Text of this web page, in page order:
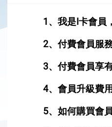
1、我是I卡會員
2、付費會員服
3、付費會員享
4、會員升級費用
5、如何購買會